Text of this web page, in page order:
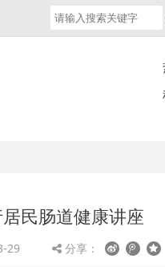
民肠道健康讲座
29 分享：